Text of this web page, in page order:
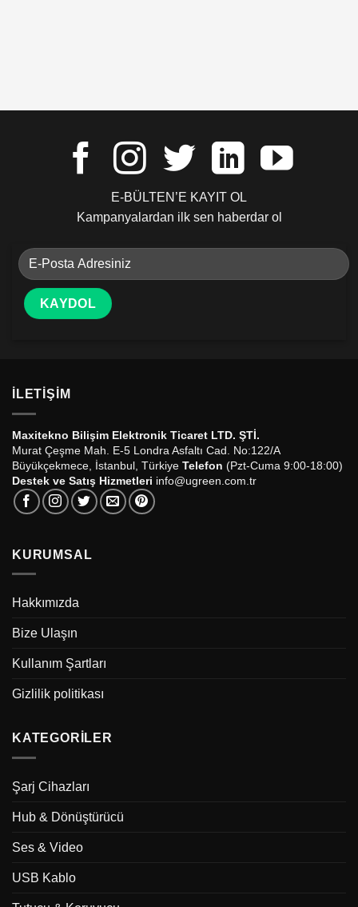
E-BÜLTEN’E KAYIT OL
Kampanyalardan ilk sen haberdar ol
İLETIŞIM
Maxitekno Bilişim Elektronik Ticaret LTD. ŞTİ.
Murat Çeşme Mah. E-5 Londra Asfaltı Cad. No:122/A
Büyükçekmece, İstanbul, Türkiye Telefon (Pzt-Cuma 9:00-18:00)
Destek ve Satış Hizmetleri info@ugreen.com.tr
KURUMSAL
Hakkımızda
Bize Ulaşın
Kullanım Şartları
Gizlilik politikası
KATEGORILER
Şarj Cihazları
Hub & Dönüştürücü
Ses & Video
USB Kablo